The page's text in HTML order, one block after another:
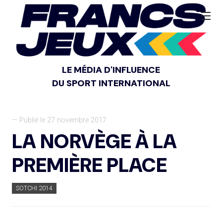
LE MÉDIA D'INFLUENCE
DU SPORT INTERNATIONAL
— Publié le 27 novembre 2017
LA NORVÈGE À LA
PREMIÈRE PLACE
SOTCHI 2014